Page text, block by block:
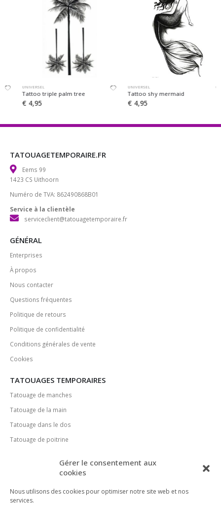
Gérer le consentement aux
cookies
Nous utilisons des cookies pour optimiser notre site web et nos
services.
UNIVERSEL
Tattoo triple palm tree
4,95
UNIVERSEL
Tattoo shy mermaid
4,95
TATOUAGETEMPORAIRE.FR
Eems 99
1423 CS Uithoorn
Numéro de TVA: 862490868B01
Service à la clientèle
serviceclient@tatouagetemporaire.fr
GÉNÉRAL
Enterprises
À propos
Nous contacter
Questions fréquentes
Politique de retours
Politique de confidentialité
Conditions générales de vente
Cookies
TATOUAGES TEMPORAIRES
Tatouage de manches
Tatouage de la main
Tatouage dans le dos
Tatouage de poitrine
MÉDIAS SOCIAUX